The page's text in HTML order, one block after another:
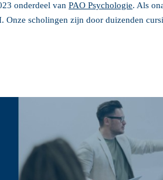
onderdeel van PAO Psychologie. Als
Onze scholingen zijn door duizenden